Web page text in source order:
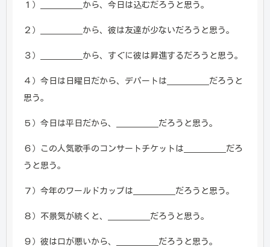
１）＿＿＿＿＿から、今日は込むだろうと思う。
２）＿＿＿＿＿から、彼は友達が少ないだろうと思う。
３）＿＿＿＿＿から、すぐに彼は昇進するだろうと思う。
４）今日は日曜日だから、デパートは＿＿＿＿＿だろうと
思う。
５）今日は平日だから、＿＿＿＿＿だろうと思う。
６）この人気歌手のコンサートチケットは＿＿＿＿＿だろ
うと思う。
７）今年のワールドカップは＿＿＿＿＿だろうと思う。
８）不景気が続くと、＿＿＿＿＿だろうと思う。
９）彼は口が悪いから、＿＿＿＿＿だろうと思う。